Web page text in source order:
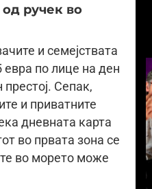
ручек во
и семејствата
евра по лице на ден
Сепак,
и приватните
дневната карта
во првата зона се
во морето може